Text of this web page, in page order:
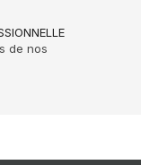
de nos